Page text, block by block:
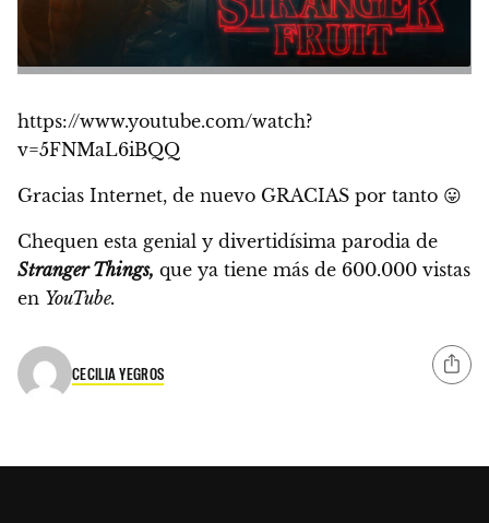
https://www.youtube.com/watch?
v=5FNMaL6iBQQ
Gracias Internet, de nuevo GRACIAS por tanto 😛
Chequen esta genial y divertidísima parodia de
Stranger Things, que ya tiene más de 600.000 vistas
en YouTube.
CECILIA YEGROS